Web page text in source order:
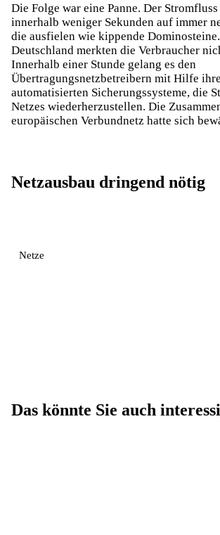
Die Folge war eine Panne. Der
innerhalb weniger Sekunden auf immer
die ausfielen wie kippende
Deutschland merkten die Verbraucher
Innerhalb einer Stunde gelang es den
Übertragungsnetzbetreibern mit Hilfe
automatisierten Sicherungssysteme, die
Netzes wiederherzustellen. Die
europäischen Verbundnetz hatte sich
Netzausbau dringend nötig
Netze
Das könnte Sie auch